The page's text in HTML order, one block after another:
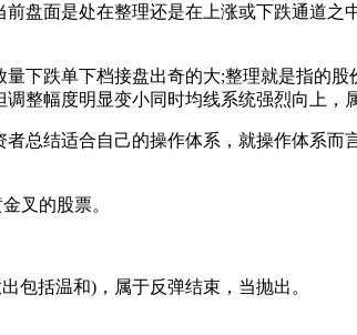
面是处在整理还是在上涨或下跌通道之
跌单下档接盘出奇的大;整理就是指的股
整幅度明显变小同时均线系统强烈向上，
结适合自己的操作体系，就操作体系而
叉的股票。
括温和)，属于反弹结束，当抛出。